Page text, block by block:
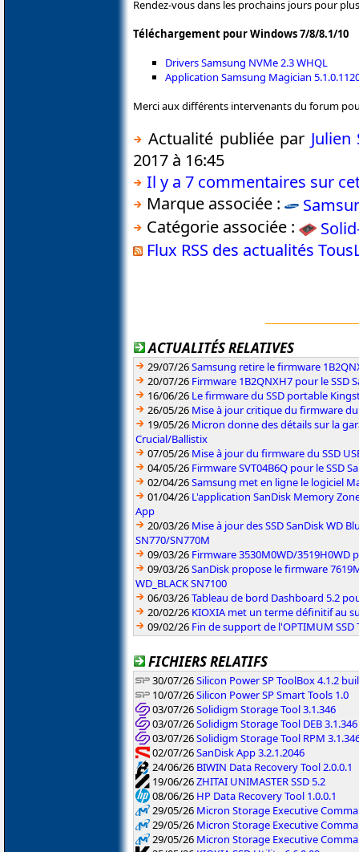
Rendez-vous dans les prochains jours pour
Téléchargement pour Windows 7/8/8.1/10
Drivers Samsung NVMe 2.3 WHQL
Application Samsung Magician
Merci aux différents intervenants du forum
Actualité publiée par
2017 à 16:45
Il y a 7 commentaires sur
Marque associée :
Catégorie associée :
Flux RSS des actualités
ACTUALITÉS RELATIVES
29/07/26Samsung retire le firmware
20/07/26 Firmware 1B2QNXH7 pour le SSD
16/06/26 Le firmware du SSD portable
26/05/26 Mise à jour critique du firmware du
19/05/26 Micron donne des détails sur la
Crucial/Ballistix
07/05/26 Mise à jour du firmware du SSD
04/05/26 Firmware SVT04B6Q pour le SSD
02/04/26Samsung met en ligne le logiciel
01/04/26 L'application SanDisk Memory
App
20/03/26 Mise à jour des SSD SanDisk WD
SN770/SN770M
09/03/26 Firmware 3530M0WD/3519H0WD
09/03/26SanDisk propose le firmware
WD_BLACK SN7100
06/03/26Tableau de bord Dashboard 5.2
20/02/26 KIOXIA met un terme définitif au
09/02/26 Fin de support de l'OPTIMUM SSD
FICHIERS RELATIFS
30/07/26Silicon Power SP ToolBox 4.1.2
10/07/26Silicon Power SP Smart Tools 1.0
03/07/26Solidigm Storage Tool 3.1.346
03/07/26Solidigm Storage Tool DEB 3.1.346
03/07/26Solidigm Storage Tool RPM
02/07/26SanDisk App 3.2.1.2046
24/06/26 BIWIN Data Recovery Tool 2.0.0.1
19/06/26ZHITAI UNIMASTER SSD 5.2
08/06/26 HP Data Recovery Tool 1.0.0.1
29/05/26 Micron Storage Executive
29/05/26 Micron Storage Executive
29/05/26 Micron Storage Executive